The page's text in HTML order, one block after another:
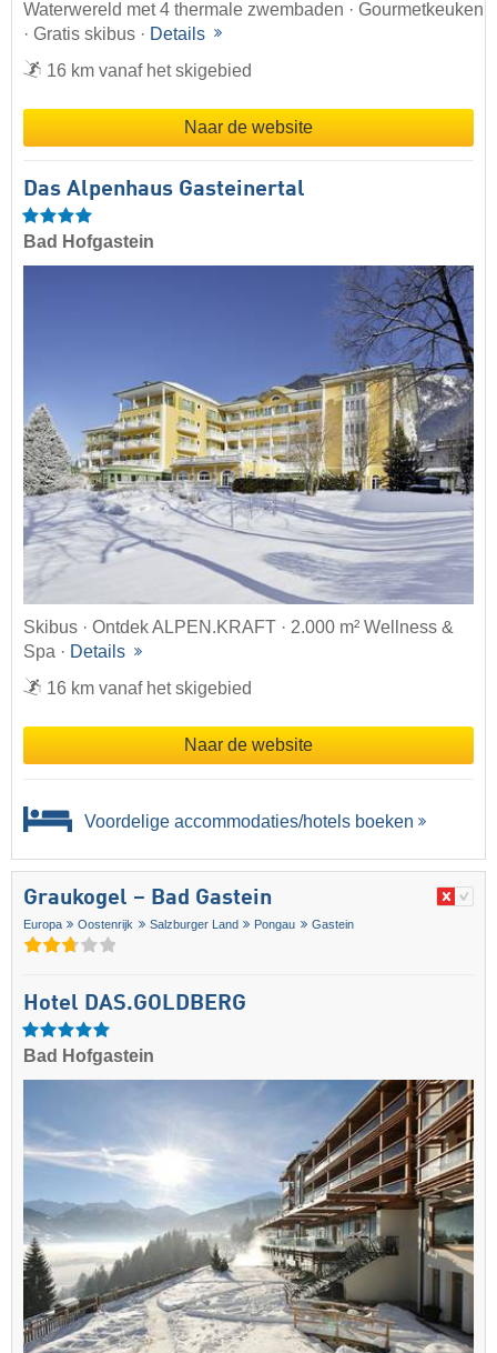
Waterwereld met 4 thermale zwembaden · Gourmetkeuken
· Gratis skibus · Details
16 km vanaf het skigebied
Naar de website
Das Alpenhaus Gasteinertal
Bad Hofgastein
Skibus · Ontdek ALPEN.KRAFT · 2.000 m² Wellness &
Spa · Details
16 km vanaf het skigebied
Naar de website
Voordelige accommodaties/hotels boeken
Graukogel – Bad Gastein
Europa Oostenrijk Salzburger Land Pongau Gastein
Hotel DAS.GOLDBERG
Bad Hofgastein